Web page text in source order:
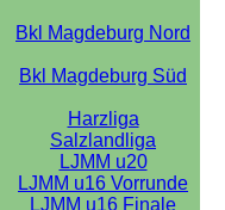
Bkl Magdeburg Nord
Bkl Magdeburg Süd
Harzliga
Salzlandliga
LJMM u20
LJMM u16 Vorrunde
LJMM u16 Finale